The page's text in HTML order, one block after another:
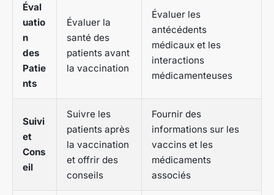
Éval
uatio
n
des
Patie
nts
Évaluer la
santé des
patients avant
la vaccination
Évaluer les
antécédents
médicaux et les
interactions
médicamenteuses
Suivi
et
Cons
eil
Suivre les
patients après
la vaccination
et offrir des
conseils
Fournir des
informations sur les
vaccins et les
médicaments
associés